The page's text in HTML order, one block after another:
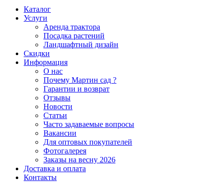
Каталог
Услуги
Аренда трактора
Посадка растений
Ландшафтный дизайн
Скидки
Информация
О нас
Почему Мартин сад ?
Гарантии и возврат
Отзывы
Новости
Статьи
Часто задаваемые вопросы
Вакансии
Для оптовых покупателей
Фотогалерея
Заказы на весну 2026
Доставка и оплата
Контакты